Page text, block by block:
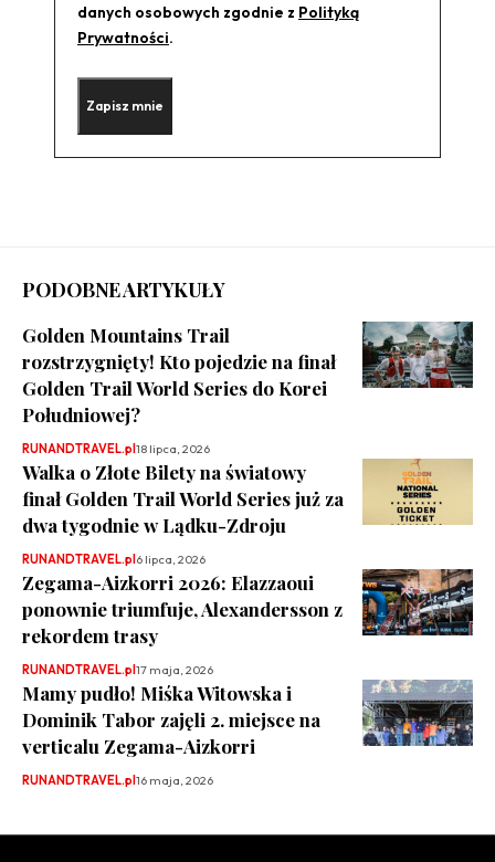
danych osobowych zgodnie z Polityką
Prywatności.
PODOBNE ARTYKUŁY
Golden Mountains Trail
rozstrzygnięty! Kto pojedzie na finał
Golden Trail World Series do Korei
Południowej?
RUNANDTRAVEL.pl18 lipca, 2026
Walka o Złote Bilety na światowy
finał Golden Trail World Series już za
dwa tygodnie w Lądku-Zdroju
RUNANDTRAVEL.pl6 lipca, 2026
Zegama-Aizkorri 2026: Elazzaoui
ponownie triumfuje, Alexandersson z
rekordem trasy
RUNANDTRAVEL.pl17 maja, 2026
Mamy pudło! Miśka Witowska i
Dominik Tabor zajęli 2. miejsce na
verticalu Zegama-Aizkorri
RUNANDTRAVEL.pl16 maja, 2026